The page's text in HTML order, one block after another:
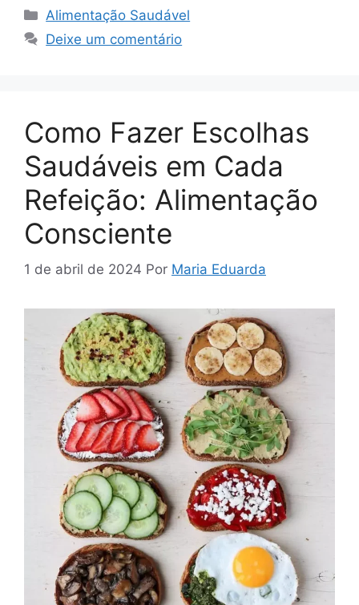
Categorias
Alimentação Saudável
Deixe um comentário
Como Fazer Escolhas
Saudáveis em Cada
Refeição: Alimentação
Consciente
1 de abril de 2024 Por Maria Eduarda